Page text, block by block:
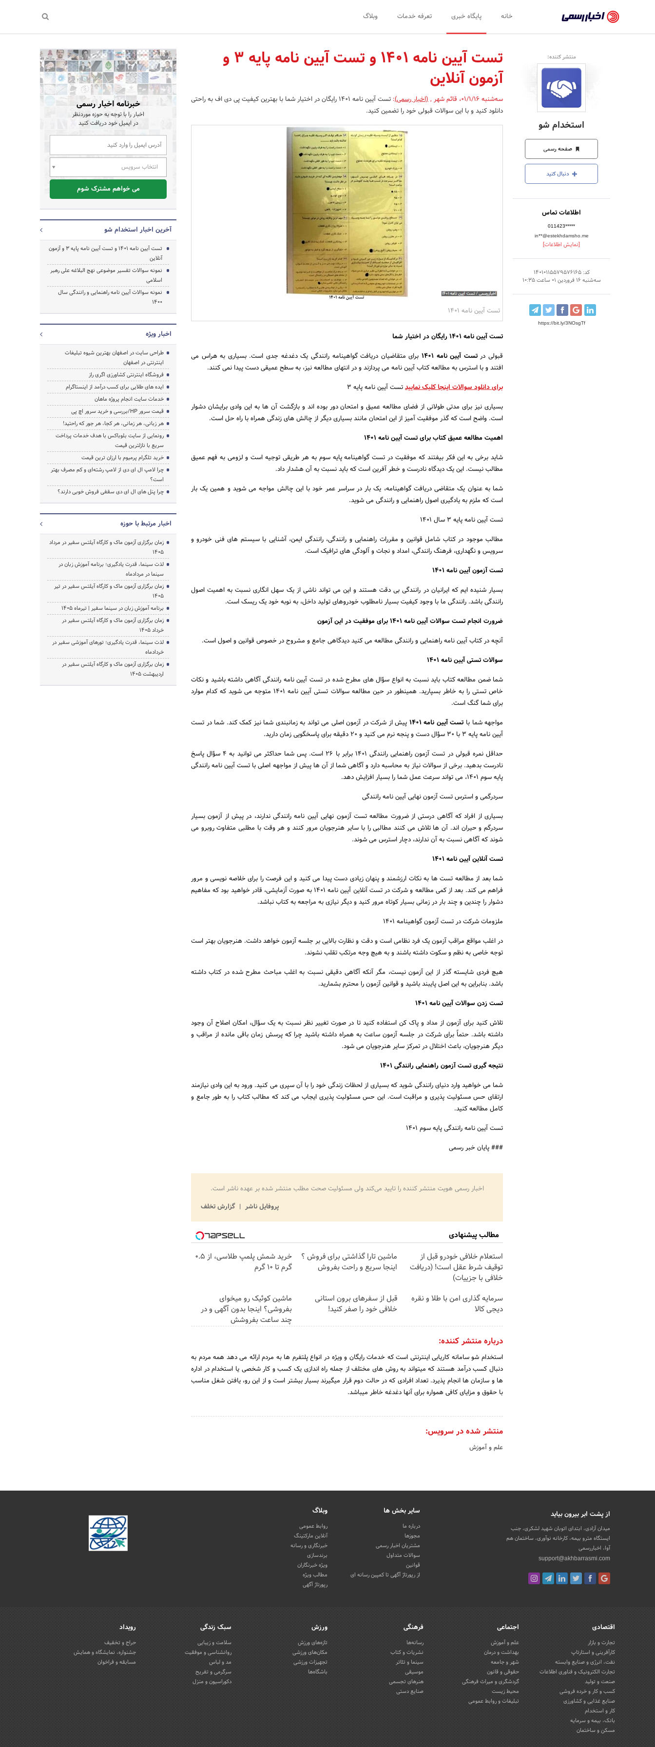
رسمی
-
اخبار
تایید
شده
شرکت‌ها،
سازمان‌ها
و
روابط
عمومی‌ها
خانه پایگاه خبری تعرفه خدمات وبلاگ
منتشر کننده:
استخدام شو
صفحه رسمی
دنبال کنید
اطلاعات تماس
011423*****
in**@estekhdamsho.me
[نمایش اطلاعات]
کد: 14010115579576165
سه‌شنبه 16 فروردین 01 ساعت 10:35
https://bit.ly/3NOsgTf
تست آیین نامه ۱۴۰۱ و تست آیین نامه پایه ۳ و
آزمون آنلاین
سه‌شنبه 01/1/16 ، قائم شهر ,(اخبار رسمی):
تست آیین نامه ۱۴۰۱ رایگان در اختیار شما با بهترین کیفیت پی دی اف به راحتی
دانلود کنید و با این سوالات قبولی خود را تضمین کنید.
تست آیین نامه ۱۴۰۱
تست آیین نامه ۱۴۰۱ رایگان در اختیار شما
قبولی درتست آیین نامه ۱۴۰۱
برای متقاضیان دریافت گواهینامه رانندگی یک دغدغه جدی است. بسیاری به هراس می
افتند و با استرس به مطالعه کتاب آیین نامه می پردازند و در انتهای مطالعه نیز، به سطح عمیقی دست پیدا نمی کنند.
برای دانلود سوالات اینجا کلیک نماییدتست آیین نامه پایه ۳
بسیاری نیز برای مدتی طولانی از فضای مطالعه عمیق و امتحان دور بوده اند و بازگشت آن ها به این وادی برایشان دشوار
است. واضح است که گذر موفقیت آمیز از این امتحان مانند بسیاری دیگر از چالش های زندگی همراه با راه حل است.
اهمیت مطالعه عمیق کتاب برایتست آیین نامه 1401
شاید برخی به این فکر بیفتند که موفقیت در تست گواهینامه پایه سوم به هر طریقی توجیه است و لزومی به فهم عمیق
مطالب نیست. این یک دیدگاه نادرست و خطر آفرین است که باید نسبت به آن هشدار داد.
شما به عنوان یک متقاضی دریافت گواهینامه، یک بار در سراسر عمر خود با این چالش مواجه می شوید و همین یک بار
است که ملزم به یادگیری اصول راهنمایی و رانندگی می شوید.
تست آیین نامه پایه ۳ سال ۱۴۰۱
مطالب موجود در کتاب شامل قوانین و مقررات راهنمایی و رانندگی، رانندگی ایمن، آشنایی با سیستم های فنی خودرو و
سرویس و نگهداری، فرهنگ رانندگی، امداد و نجات و آلودگی های ترافیک است.
تست آزمون آیین نامه ۱۴۰۱
بسیار شنیده ایم که ایرانیان در رانندگی بی دقت هستند و این می تواند ناشی از یک سهل انگاری نسبت به اهمیت اصول
رانندگی باشد. رانندگی ما با وجود کیفیت بسیار نامطلوب خودروهای تولید داخل، به نوبه خود یک ریسک است.
ضرورت انجام تست سوالات آیین نامه ۱۴۰۱
برای موفقیت در این آزمون
آنچه در کتاب آیین نامه راهنمایی و رانندگی مطالعه می کنید دیدگاهی جامع و مشروح در خصوص قوانین و اصول است.
سوالات تستی آیین نامه ۱۴۰۱
شما ضمن مطالعه کتاب باید نسبت به انواع سؤال های مطرح شده در تست آیین نامه رانندگی آگاهی داشته باشید و نکات
خاص تستی را به خاطر بسپارید. همینطور در حین مطالعه سوالات تستی آیین نامه ۱۴۰۱ متوجه می شوید که کدام موارد
برای شما گنگ است.
مواجهه شما با تست آیین نامه 1401
پیش از شرکت در آزمون اصلی می تواند به زمانبندی شما نیز کمک کند. شما در تست
آیین نامه پایه ۳ با 30 سؤال دست و پنجه نرم می کنید و 20 دقیقه برای پاسخگویی زمان دارید.
حداقل نمره قبولی در تست آزمون راهنمایی رانندگی ۱۴۰۱ برابر با 26 است. پس شما حداکثر می توانید به 4 سؤال پاسخ
نادرست بدهید. برخی از سوالات نیاز به محاسبه دارد و آگاهی شما از آن ها پیش از مواجهه اصلی با تست آیین نامه رانندگی
پایه سوم ۱۴۰۱، می تواند سرعت عمل شما را بسیار افزایش دهد.
سردرگمی و استرس تست آزمون نهایی آیین نامه رانندگی
بسیاری از افراد که آگاهی درستی از ضرورت مطالعه تست آزمون نهایی آیین نامه رانندگی ندارند، در پیش از آزمون بسیار
سردرگم و حیران اند. آن ها تلاش می کنند مطالبی را با سایر هنرجویان مرور کنند و هر وقت با مطلبی متفاوت روبرو می
شوند که آگاهی نسبت به آن ندارند، دچار استرس می شوند.
تست آنلاین آیین نامه ۱۴۰۱
شما بعد از مطالعه تست ها به نکات ارزشمند و پنهان زیادی دست پیدا می کنید و این فرصت را برای خلاصه نویسی و مرور
فراهم می کند. بعد از کمی مطالعه و شرکت در تست آنلاین آیین نامه ۱۴۰۱ به صورت آزمایشی، قادر خواهید بود که مفاهیم
دشوار را چندین و چند بار در زمانی بسیار کوتاه مرور کنید و دیگر نیازی به مراجعه به کتاب نباشد.
ملزومات شرکت در تست آزمون گواهینامه ۱۴۰۱
در اغلب مواقع مراقب آزمون یک فرد نظامی است و دقت و نظارت بالایی بر جلسه آزمون خواهد داشت. هنرجویان بهتر است
توجه خاصی به نظم و سکوت داشته باشند و به هیچ وجه مرتکب تقلب نشوند.
هیچ فردی شایسته گذر از این آزمون نیست، مگر آنکه آگاهی دقیقی نسبت به اغلب مباحث مطرح شده در کتاب داشته
باشد. بنابراین به این اصل پایبند باشید و قوانین آزمون را محترم بشمارید.
تست زدن سوالات آیین نامه ۱۴۰۱
تلاش کنید برای آزمون از مداد و پاک کن استفاده کنید تا در صورت تغییر نظر نسبت به یک سؤال، امکان اصلاح آن وجود
داشته باشد. حتماً برای شرکت در جلسه آزمون ساعت به همراه داشته باشید چرا که پرسش زمان باقی مانده از مراقب و
دیگر هنرجویان، باعث اختلال در تمرکز سایر هنرجویان می شود.
نتیجه گیری تست آزمون راهنمایی رانندگی ۱۴۰۱
شما می خواهید وارد دنیای رانندگی شوید که بسیاری از لحظات زندگی خود را با آن سپری می کنید. ورود به این وادی نیازمند
ارتقای حس مسئولیت پذیری و مراقبت است. این حس مسئولیت پذیری ایجاب می کند که مطالب کتاب را به طور جامع و
کامل مطالعه کنید.
تست آیین نامه رانندگی پایه سوم ۱۴۰۱
### پایان خبر رسمی
اخبار رسمی هویت منتشر کننده را تایید می‌کند ولی مسئولیت صحت مطلب منتشر شده بر عهده ناشر است.
پروفایل ناشر
گزارش تخلف
مطالب پیشنهادی
استعلام خلافی خودرو قبل از
توقیف شرط عقل است! (دریافت
خلافی با جزییات)
ماشین تارا گذاشتی برای فروش ؟
اینجا سریع و راحت بفروش
خرید شمش پلمپ طلاسی، از ۰.۵
گرم تا ۱۰ گرم
سرمایه گذاری امن با طلا و نقره
دیجی کالا
قبل از سفرهای برون استانی
خلافی خود را صفر کنید!
ماشین کوئیک رو میخوای
بفروشی؟ اینجا بدون آگهی و در
چند ساعت بفروشش
درباره منتشر کننده:
استخدام شو سامانه کاریابی اینترنتی است که خدمات رایگان و ویژه در انواع پلتفرم ها به مردم ارائه می دهد همه مردم به
دنبال کسب درآمد هستند که میتواند به روش های مختلف از جمله راه اندازی یک کسب و کار شخصی یا استخدام در اداره
ها و سازمان ها انجام پذیرد. تعداد افرادی که در حالت دوم قرار میگیرند بسیار بیشتر است و از این رو، یافتن شغل مناسب
با حقوق و مزایای کافی همواره برای آنها دغدغه خاطر میباشد.
منتشر شده در سرویس:
علم و آموزش
خبرنامه اخبار رسمی
اخبار را با توجه به حوزه موردنظر
در ایمیل خود دریافت کنید
انتخاب سرویس
می خواهم مشترک شوم
آخرین اخبار استخدام شو
تست آیین نامه ۱۴۰۱ و تست آیین نامه پایه ۳ و آزمون
آنلاین
نمونه سوالات تفسیر موضوعی نهج البلاغه علی رهبر
اسلامی
نمونه سوالات آیین نامه راهنمایی و رانندگی سال
1400
اخبار ویژه
طراحی سایت در اصفهان بهترین شیوه تبلیغات
اینترنتی در اصفهان
فروشگاه اینترنتی کشاورزی اگری راز
ایده های طلایی برای کسب درآمد از اینستاگرام
خدمات سایت انجام پروژه ماهان
قیمت سرور HP/بررسی و خرید سرور اچ پی
هر زبانی، هر زمانی، هر کجا، هر جور که راحتید!
رونمایی از سایت بلوباکس با هدف خدمات پرداخت
سریع با نازلترین قیمت
خرید تلگرام پرمیوم با ارزان ترین قیمت
چرا لامپ ال ای دی از لامپ رشته‌ای و کم مصرف بهتر
است؟
چرا پنل های ال ای دی سقفی فروش خوبی دارند؟
اخبار مرتبط با حوزه
زمان برگزاری آزمون ماک و کارگاه آیلتس سفیر در مرداد
1405
لذت سینما، قدرت یادگیری؛ برنامه آموزش زبان در
سینما در مردادماه
زمان برگزاری آزمون ماک و کارگاه آیلتس سفیر در تیر
1405
برنامه آموزش زبان در سینما سفیر | تیرماه ۱۴۰۵
زمان برگزاری آزمون ماک و کارگاه آیلتس سفیر در
خرداد 1405
لذت سینما، قدرت یادگیری؛ تورهای آموزشی سفیر در
خردادماه
زمان برگزاری آزمون ماک و کارگاه آیلتس سفیر در
اردیبهشت 1405
از پشت ابر بیرون بیاید
میدان آزادی، ابتدای اتوبان شهید لشکری، جنب
ایستگاه مترو بیمه، کارخانه نوآوری، ساختمان هم
آوا، اخباررسمی
support@akhbarrasmi.com
سایر بخش ها
درباره ما
مجوزها
مشتریان اخبار رسمی
سوالات متداول
قوانین
از رپورتاژ آگهی تا کمپین رسانه ای
وبلاگ
روابط عمومی
آنلاین مارکتینگ
خبرنگاری و رسانه
برندسازی
ویژه خبرنگاران
مطالب ویژه
رپورتاژ آگهی
اقتصادی
تجارت و بازار
کارآفرینی و استارتاپ
نفت، انرژی و صنایع وابسته
تجارت الکترونیک و فناوری اطلاعات
صنعت و تولید
کسب و کار و خرده فروشی
صنایع غذایی و کشاورزی
کار و استخدام
بانک، بیمه و سرمایه
مسکن و ساختمان
اجتماعی
علم و آموزش
بهداشت و درمان
شهر و جامعه
حقوقی و قانون
گردشگری و میراث فرهنگی
محیط زیست
تبلیغات و روابط عمومی
فرهنگی
رسانه‌ها
نشریات و کتاب
سینما و تئاتر
موسیقی
هنرهای تجسمی
صنایع دستی
ورزش
تازه‌های ورزش
مکان‌های ورزشی
تجهیزات ورزشی
باشگاه‌ها
سبک زندگی
سلامت و زیبایی
روانشناسی و موفقیت
مد و لباس
سرگرمی و تفریح
دکوراسیون و منزل
رویداد
حراج و تخفیف
جشنواره، نمایشگاه و همایش
مسابقه و فراخوان